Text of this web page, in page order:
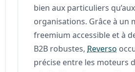
bien aux particuliers qu’aux
organisations. Grâce à un
freemium accessible et à
B2B robustes, Reverso
précise entre les moteurs